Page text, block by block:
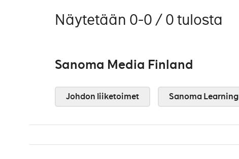
Näytetään 0-0 / 0 tulosta
Sanoma Media Finland
Johdon liiketoimet Sanoma Learning